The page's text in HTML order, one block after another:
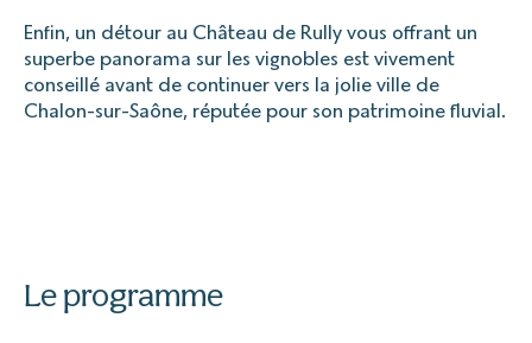
Enfin, un détour au Château de Rully vous offrant un
superbe panorama sur les vignobles est vivement
conseillé avant de continuer vers la jolie ville de
Chalon-sur-Saône, réputée pour son patrimoine fluvial.
Le programme